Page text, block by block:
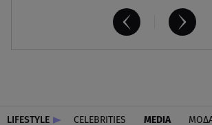
LIFESTYLE CELEBRITIES MEDIA